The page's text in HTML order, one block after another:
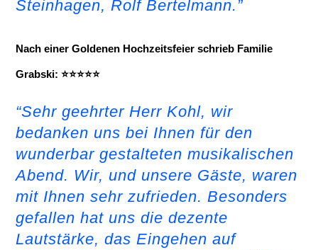
Steinhagen, Rolf Bertelmann.”
Nach einer Goldenen Hochzeitsfeier schrieb Familie
Grabski: ⭐⭐⭐⭐⭐
“Sehr geehrter Herr Kohl, wir
bedanken uns bei Ihnen für den
wunderbar gestalteten musikalischen
Abend. Wir, und unsere Gäste, waren
mit Ihnen sehr zufrieden. Besonders
gefallen hat uns die dezente
Lautstärke, das Eingehen auf